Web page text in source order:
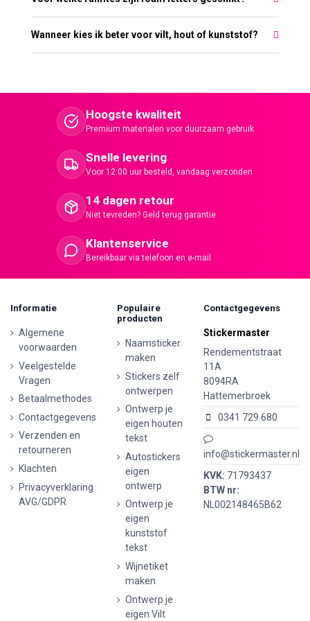
Wanneer kies ik beter voor vilt, hout of kunststof?
Hoogste kwaliteit
Premium materialen voor duurzaam gebruik
Snelle levering
Voor 12:00 uur besteld, vandaag verzonden
14 dagen retour
Niet tevreden? Geld terug garantie
Klantenservice
Bereikbaar via telefoon en e-mail
Informatie
Algemene
voorwaarden
Veelgestelde
Vragen
Betaalmethodes
Contactgegevens
Verzenden en
retourneren
Klachten
Privacyverklaring
AVG/GDPR
Populaire
producten
Naamsticker
maken
Stickers zelf
ontwerpen
Ontwerp je
eigen houten
tekst
Autostickers
eigen
ontwerp
Ontwerp je
eigen
kunststof
tekst
Wijnetiket
maken
Ontwerp je
eigen Vilt
Contactgegevens
Stickermaster
Rendementstraat
11A
8094RA
Hattemerbroek
0341 729 680
info@stickermaster.nl
KVK: 71793437
BTW nr:
NL002148465B62